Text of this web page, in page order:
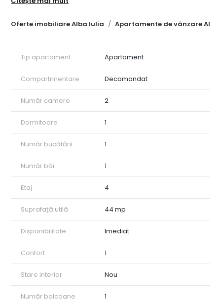
Oferte imobiliare Alba Iulia Apartamente de vânzare
• Încălzire în pardoseală
• Centrală proprie
• Finisaje de calitate superioară
• Acces facil la mijloace de transport, școli, magazine
Apartamentul se preda finisat la cheie si se poate achiziționa
inclusiv prin credit imobiliar sau programul Prima Casă
Tip apartament Apartament
Compartimentare Decomandat
Număr camere 2
Dormitoare 1
Număr bucătării 1
Număr băi 1
Etaj 4
Suprafață utilă 44 mp
Disponibilitate Imediat
Confort 1
Stare interior Nou
Număr balcoane 1